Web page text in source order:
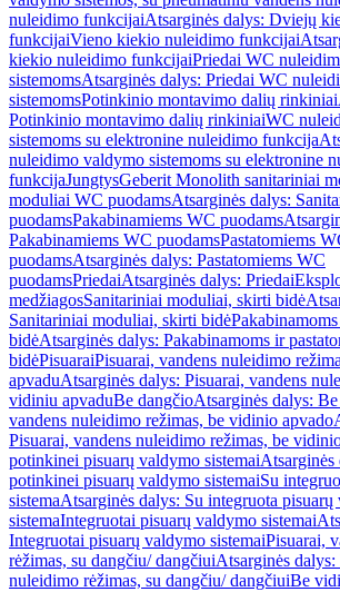
nuleidimo funkcijaiAtsarginės dalys: Dviejų
funkcijaiVieno kiekio nuleidimo funkcijai
kiekio nuleidimo funkcijaiPriedai WC
sistemomsAtsarginės dalys: Priedai WC
sistemomsPotinkinio montavimo dalių rinkiniai
Potinkinio montavimo dalių rinkiniaiWC
sistemoms su elektronine nuleidimo funkcija
nuleidimo valdymo sistemoms su elektronine
funkcijaJungtysGeberit Monolith sanitariniai
moduliai WC puodamsAtsarginės dalys:
puodamsPakabinamiems WC puodams
Pakabinamiems WC puodamsPastatomiems
puodamsAtsarginės dalys: Pastatomiems WC
puodamsPriedaiAtsarginės dalys: Priedai
medžiagosSanitariniai moduliai, skirti bidė
Sanitariniai moduliai, skirti bidė
bidėAtsarginės dalys: Pakabinamoms ir
bidėPisuaraiPisuarai, vandens nuleidimo
apvaduAtsarginės dalys: Pisuarai, vandens
vidiniu apvaduBe dangčioAtsarginės dalys:
vandens nuleidimo režimas, be vidinio apvado
Pisuarai, vandens nuleidimo režimas, be
potinkinei pisuarų valdymo sistemai
potinkinei pisuarų valdymo sistemaiSu
sistemaAtsarginės dalys: Su integruota pisuarų
sistemaIntegruotai pisuarų valdymo sistemai
Integruotai pisuarų valdymo sistemaiPisuarai,
rėžimas, su dangčiu/ dangčiuiAtsarginės
nuleidimo rėžimas, su dangčiu/ dangčiuiBe